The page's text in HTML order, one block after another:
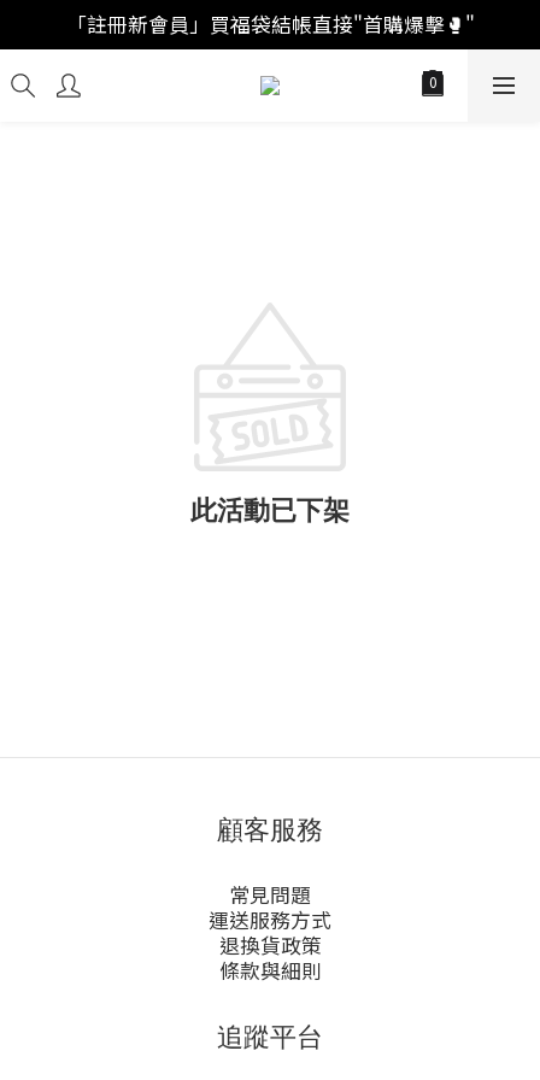
「註冊新會員」買福袋結帳直接"首購爆擊🥊"
「註冊新會員」買福袋結帳直接"首購爆擊🥊"
系統隨機發【🚚】寵粉免運券
此活動已下架
顧客服務
常見問題
運送服務方式
退換貨政策
條款與細則
追蹤平台